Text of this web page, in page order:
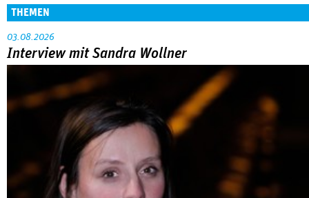
THEMEN
03.08.2026
Interview mit Sandra Wollner